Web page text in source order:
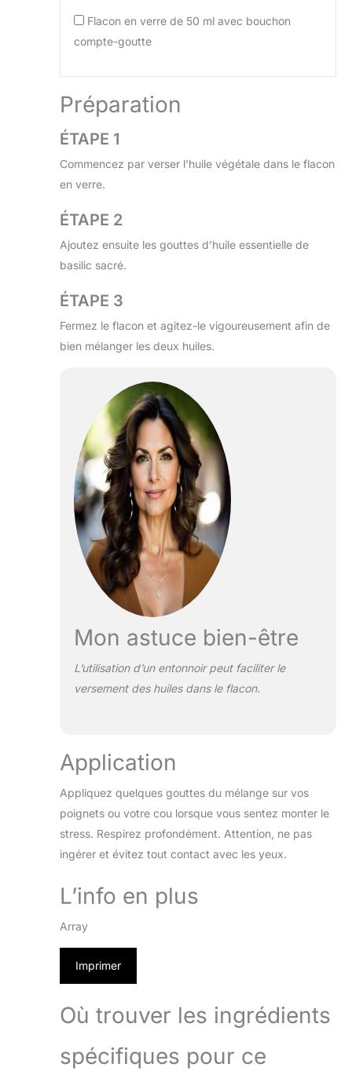
Flacon en verre de 50 ml avec bouchon
compte-goutte
Préparation
ÉTAPE 1
Commencez par verser l’huile végétale dans le flacon
en verre.
ÉTAPE 2
Ajoutez ensuite les gouttes d’huile essentielle de
basilic sacré.
ÉTAPE 3
Fermez le flacon et agitez-le vigoureusement afin de
bien mélanger les deux huiles.
Mon astuce bien-être
L’utilisation d’un entonnoir peut faciliter le
versement des huiles dans le flacon.
Application
Appliquez quelques gouttes du mélange sur vos
poignets ou votre cou lorsque vous sentez monter le
stress. Respirez profondément. Attention, ne pas
ingérer et évitez tout contact avec les yeux.
L’info en plus
Array
Imprimer
Où trouver les ingrédients
spécifiques pour ce